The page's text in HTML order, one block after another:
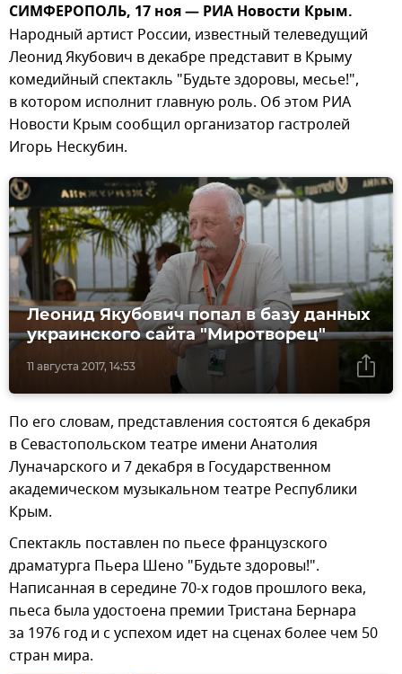
СИМФЕРОПОЛЬ, 17 ноя — РИА Новости Крым.
Народный артист России, известный телеведущий
Леонид Якубович в декабре представит в Крыму
комедийный спектакль "Будьте здоровы, месье!",
в котором исполнит главную роль. Об этом РИА
Новости Крым сообщил организатор гастролей
Игорь Нескубин.
11 августа 2017, 14:53
Леонид Якубович попал в базу данных
украинского сайта "Миротворец"
По его словам, представления состоятся 6 декабря
в Севастопольском театре имени Анатолия
Луначарского и 7 декабря в Государственном
академическом музыкальном театре Республики
Крым.
Спектакль поставлен по пьесе французского
драматурга Пьера Шено "Будьте здоровы!".
Написанная в середине 70-х годов прошлого века,
пьеса была удостоена премии Тристана Бернара
за 1976 год и с успехом идет на сценах более чем 50
стран мира.